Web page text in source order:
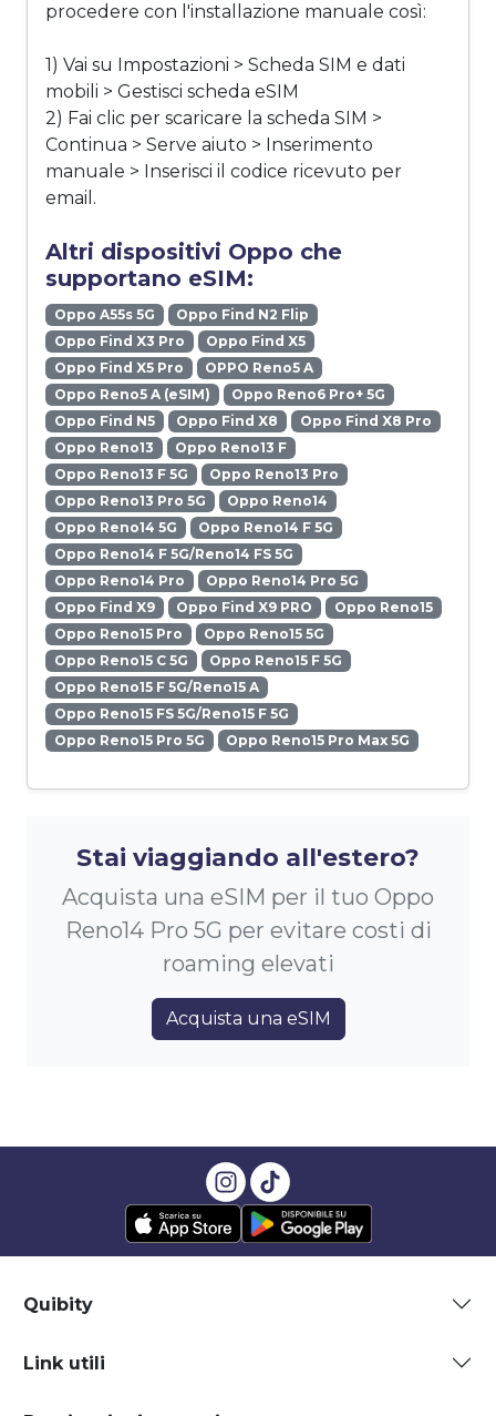
procedere con l'installazione manuale così:
1) Vai su Impostazioni > Scheda SIM e dati
mobili > Gestisci scheda eSIM
2) Fai clic per scaricare la scheda SIM >
Continua > Serve aiuto > Inserimento
manuale > Inserisci il codice ricevuto per
email.
Altri dispositivi Oppo che
supportano eSIM:
Oppo A55s 5G
Oppo Find N2 Flip
Oppo Find X3 Pro
Oppo Find X5
Oppo Find X5 Pro
OPPO Reno5 A
Oppo Reno5 A (eSIM)
Oppo Reno6 Pro+ 5G
Oppo Find N5
Oppo Find X8
Oppo Find X8 Pro
Oppo Reno13
Oppo Reno13 F
Oppo Reno13 F 5G
Oppo Reno13 Pro
Oppo Reno13 Pro 5G
Oppo Reno14
Oppo Reno14 5G
Oppo Reno14 F 5G
Oppo Reno14 F 5G/Reno14 FS 5G
Oppo Reno14 Pro
Oppo Reno14 Pro 5G
Oppo Find X9
Oppo Find X9 PRO
Oppo Reno15
Oppo Reno15 Pro
Oppo Reno15 5G
Oppo Reno15 C 5G
Oppo Reno15 F 5G
Oppo Reno15 F 5G/Reno15 A
Oppo Reno15 FS 5G/Reno15 F 5G
Oppo Reno15 Pro 5G
Oppo Reno15 Pro Max 5G
Stai viaggiando all'estero?
Acquista una eSIM per il tuo Oppo
Reno14 Pro 5G per evitare costi di
roaming elevati
Acquista una eSIM
Quibity
Link utili